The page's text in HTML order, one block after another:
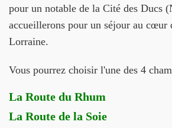
pour un notable de la Cité des Ducs
accueillerons pour un séjour au cœur
Lorraine.
Vous pourrez choisir l'une des 4
La Route du Rhum
La Route de la Soie